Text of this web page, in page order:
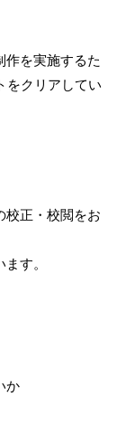
を実施するた
をクリアしてい
校正・校閲をお
す。
か